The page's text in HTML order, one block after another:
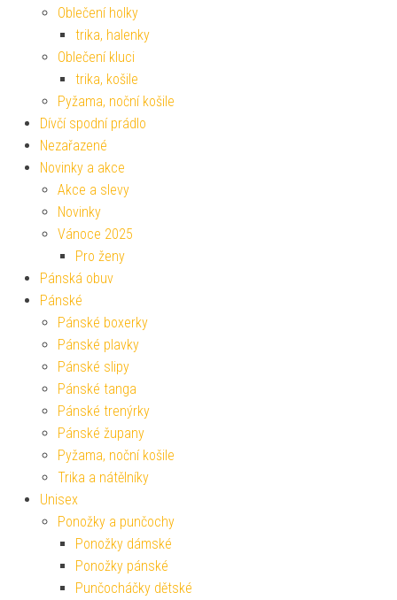
Oblečení holky
trika, halenky
Oblečení kluci
trika, košile
Pyžama, noční košile
Dívčí spodní prádlo
Nezařazené
Novinky a akce
Akce a slevy
Novinky
Vánoce 2025
Pro ženy
Pánská obuv
Pánské
Pánské boxerky
Pánské plavky
Pánské slipy
Pánské tanga
Pánské trenýrky
Pánské župany
Pyžama, noční košile
Trika a nátělníky
Unisex
Ponožky a punčochy
Ponožky dámské
Ponožky pánské
Punčocháčky dětské